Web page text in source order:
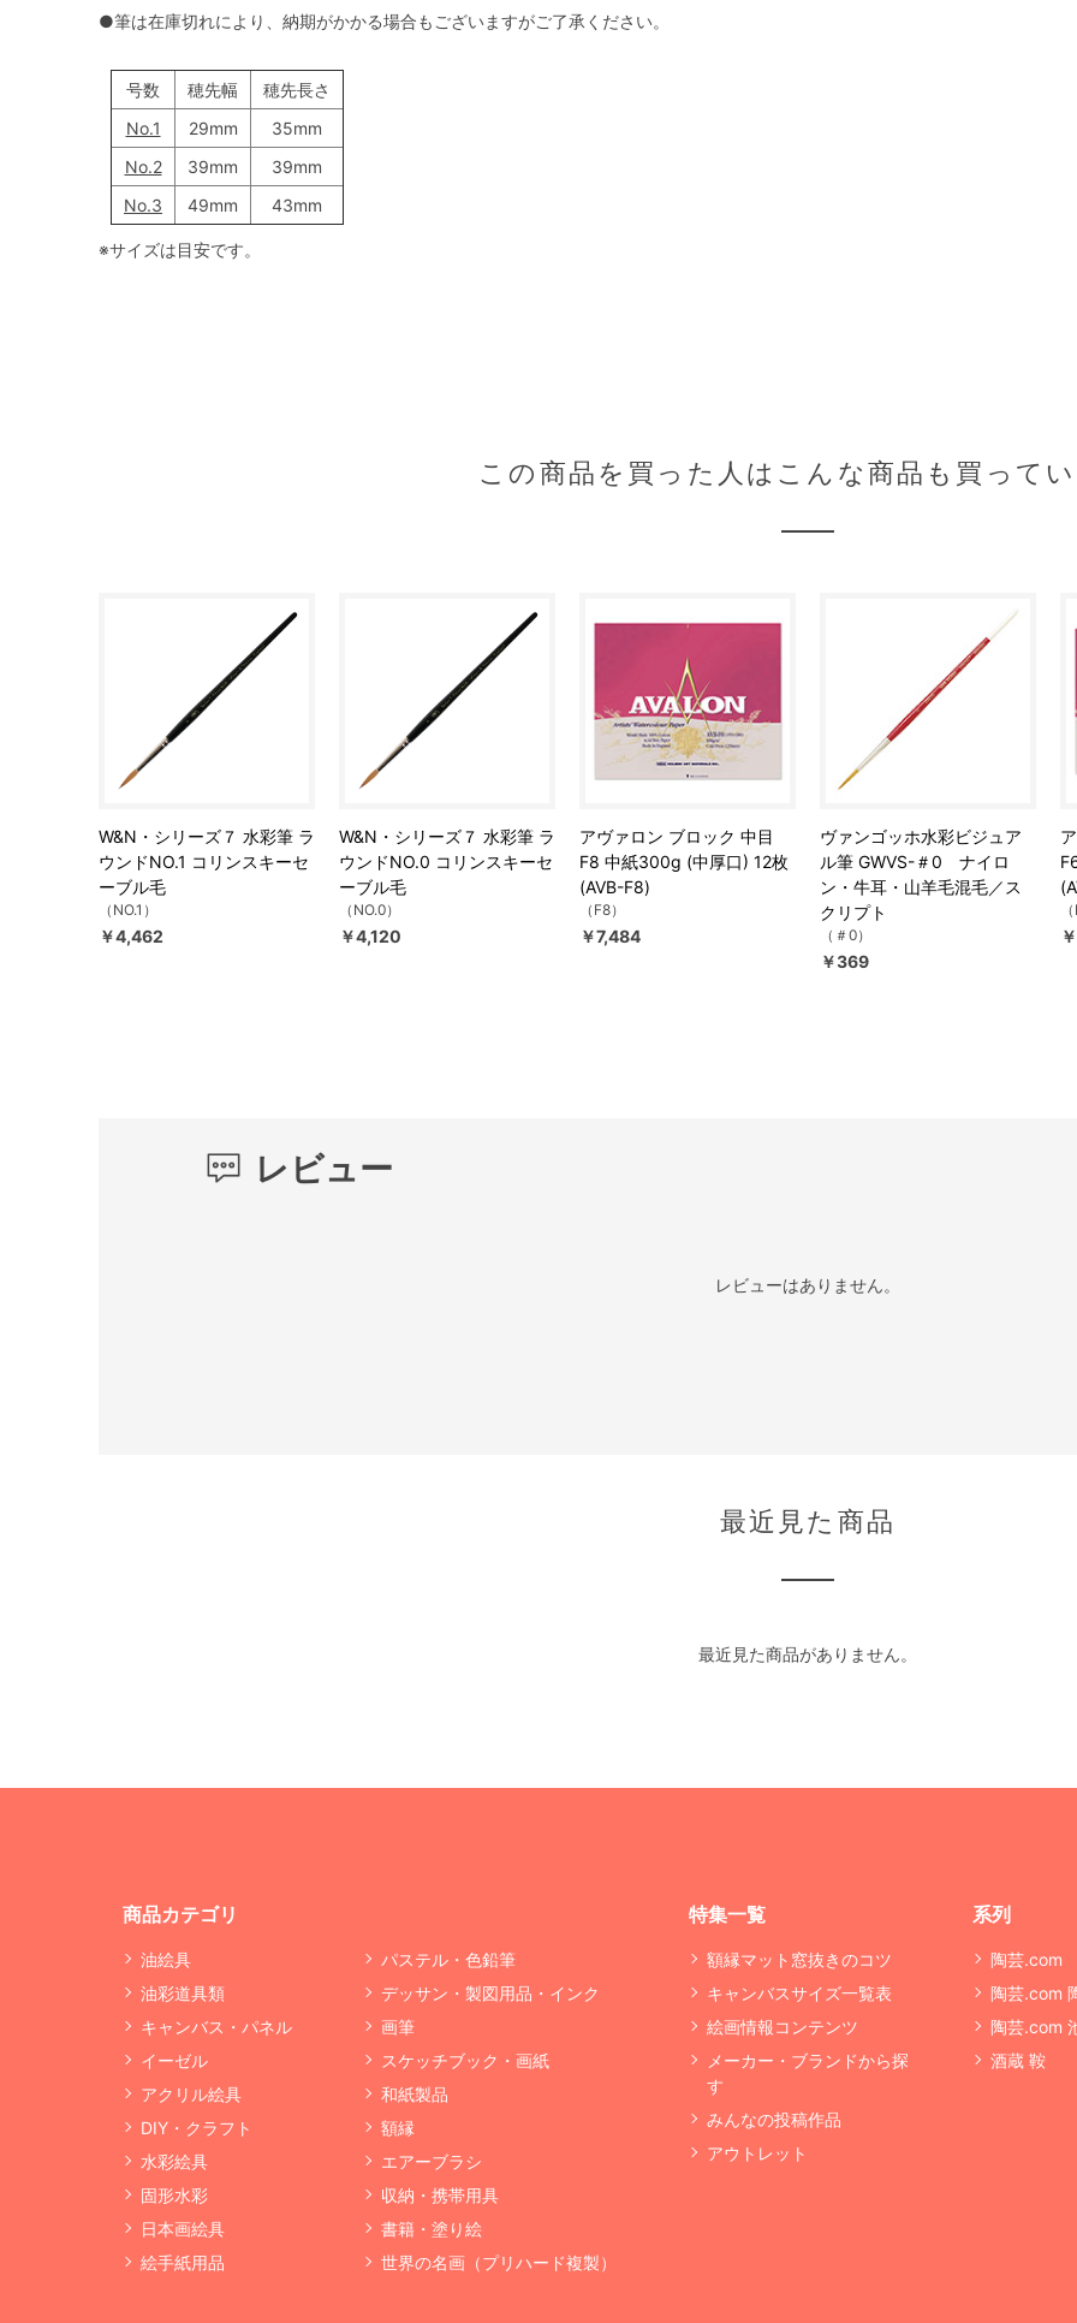
●筆は在庫切れにより、納期がかかる場合もございますがご了承ください。
号数 穂先幅
穂先長さ
No.1
29mm
35mm
No.2
39mm
39mm
No.3
49mm 43mm
※サイズは目安です。
この商品を買った人はこんな商品も買って
W&N・シリーズ７ 水彩筆 ラ
ウンドNO.1 コリンスキーセ
ーブル毛
（NO.1）
￥4,462
W&N・シリーズ７ 水彩筆 ラ
ウンドNO.0 コリンスキーセ
ーブル毛
（NO.0）
￥4,120
アヴァロン ブロック 中目
F8 中紙300g (中厚口) 12枚
(AVB-F8)
（F8）
￥7,484
ヴァンゴッホ水彩ビジュア
ル筆 GWVS-＃0 ナイロ
ン・牛耳・山羊毛混毛／ス
クリプト
（＃0）
￥369
レビュー
レビューはありません。
最近見た商品
最近見た商品がありません。
商品カテゴリ
油絵具
油彩道具類
キャンバス・パネル
イーゼル
アクリル絵具
DIY・クラフト
水彩絵具
固形水彩
日本画絵具
絵手紙用品
パステル・色鉛筆
デッサン・製図用品・インク
画筆
スケッチブック・画紙
和紙製品
額縁
エアーブラシ
収納・携帯用具
書籍・塗り絵
世界の名画（プリハード複製）
特集一覧
額縁マット窓抜きのコツ
キャンバスサイズ一覧表
絵画情報コンテンツ
メーカー・ブランドから探
す
みんなの投稿作品
アウトレット
系列
陶芸.com
陶芸.com
陶芸.com
酒蔵 鞍